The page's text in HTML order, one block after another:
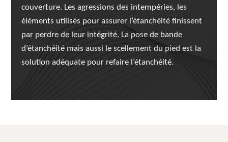
couverture. Les agressions des intempéries, les
éléments utilisés pour assurer l’étanchéité finissent
par perdre de leur intégrité. La pose de bande
d’étanchéité mais aussi le scellement du pied est la
solution adéquate pour refaire l’étanchéité.